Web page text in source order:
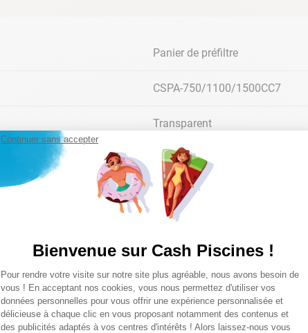
Pompe piscine hors-sol Racer 0.75cv C-11-001669
Lire la suite
Panier de préfiltre
CSPA-750/1100/1500CC7
Transparent
Voir tableau de compatibilité
PVC
0,01 Kg
Continuer sans accepter
Bienvenue sur Cash Piscines !
Plateforme de Gestion du
Pour rendre votre visite sur notre site plus agréable, nous avons besoin de
vous ! En acceptant nos cookies, vous nous permettez d'utiliser vos
données personnelles pour vous offrir une expérience personnalisée et
délicieuse à chaque clic en vous proposant notamment des contenus et
des publicités adaptés à vos centres d'intérêts ! Alors laissez-nous vous
Axeptio consent